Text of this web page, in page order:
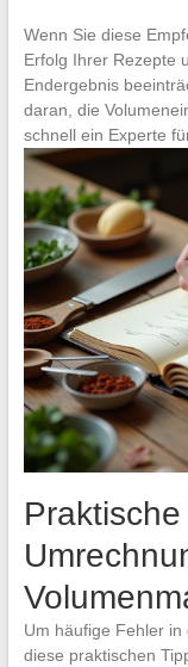
Wenn Sie diese
Erfolg Ihrer Rezepte
Endergebnis
daran, die
schnell ein Experte
Um häufige Fehler
diese praktischen